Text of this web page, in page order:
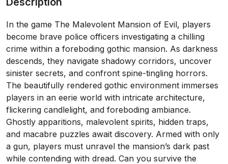
In the game The Malevolent Mansion of Evil, players
become brave police officers investigating a chilling
crime within a foreboding gothic mansion. As darkness
descends, they navigate shadowy corridors, uncover
sinister secrets, and confront spine-tingling horrors.
The beautifully rendered gothic environment immerses
players in an eerie world with intricate architecture,
flickering candlelight, and foreboding ambiance.
Ghostly apparitions, malevolent spirits, hidden traps,
and macabre puzzles await discovery. Armed with only
a gun, players must unravel the mansion’s dark past
while contending with dread. Can you survive the